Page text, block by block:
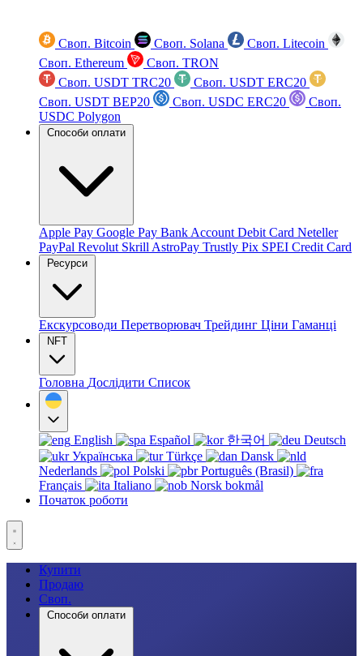
Своп. Bitcoin Своп. Solana
Своп. Litecoin
Своп. Ethereum
Своп. TRON
Своп. USDT TRC20
Своп. USDT ERC20
Своп. USDT BEP20
Своп. USDC ERC20
Своп.
USDC Polygon
Способи оплати
Apple Pay Google Pay Bank Account Debit Card Neteller
PayPal Revolut Skrill AstroPay Trustly Pix SPEI Credit Card
Ресурси
Екскурсоводи Перетворювач Трейдинг Ціни Гаманці
NFT
Головна Дослідити Список
English Español 한국어
Deutsch
Українська
Türkçe
Dansk
Nederlands
Polski
Português (Brasil)
Français
Italiano
Norsk bokmål
Початок роботи
Купити
Продаю
Своп.
Способи оплати